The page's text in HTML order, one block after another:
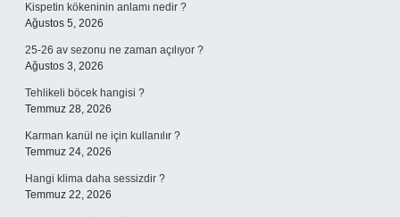
Kispetin kökeninin anlamı nedir ?
Ağustos 5, 2026
25-26 av sezonu ne zaman açılıyor ?
Ağustos 3, 2026
Tehlikeli böcek hangisi ?
Temmuz 28, 2026
Karman kanül ne için kullanılır ?
Temmuz 24, 2026
Hangi klima daha sessizdir ?
Temmuz 22, 2026